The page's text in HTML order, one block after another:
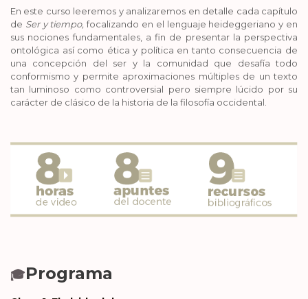
En este curso leeremos y analizaremos en detalle cada capítulo
de Ser y tiempo, focalizando en el lenguaje heideggeriano y en
sus nociones fundamentales, a fin de presentar la perspectiva
ontológica así como ética y política en tanto consecuencia de
una concepción del ser y la comunidad que desafía todo
conformismo y permite aproximaciones múltiples de un texto
tan luminoso como controversial pero siempre lúcido por su
carácter de clásico de la historia de la filosofía occidental.
🎓Programa